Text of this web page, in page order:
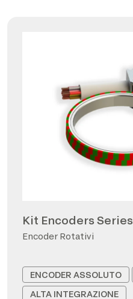
Kit Encoders Series
Encoder Rotativi
ENCODER ASSOLUTO
ALTA INTEGRAZIONE